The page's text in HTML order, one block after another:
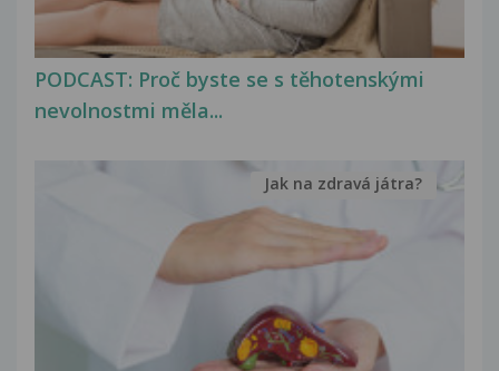
PODCAST: Proč byste se s těhotenskými
nevolnostmi měla...
Jak na zdravá játra?